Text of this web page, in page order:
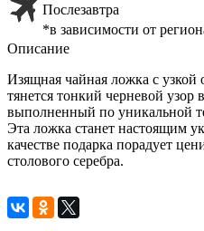
Послезавтра
*в зависимости от
Описание
Изящная чайная ложка с узкой
тянется тонкий черневой узор
выполненный по уникальной
Эта ложка станет настоящим
качестве подарка порадует
столового серебра.